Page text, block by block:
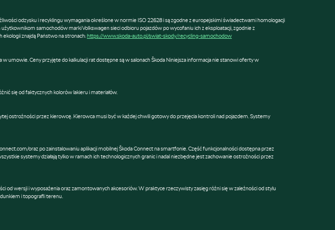
odzysku i recyklingu wymagania określone w normie ISO 22628 i są zgodne z europejskimi świadectwami homologacji
samochodów marki Volkswagen sieci odbioru pojazdów po wycofaniu ich z eksploatacji, zgodnie z
znajdą Państwo na stronach:https://www.skoda-auto.pl/swiat-skody/recycling-samochodow
umowie. Ceny przyjęte do kalkulacji rat dostępne są w salonach Škoda Niniejsza informacja nie stanowi oferty w
się od faktycznych kolorów lakieru i materiałów.
ostrożności przez kierowcę. Kierowca musi być w każdej chwili gotowy do przejęcia kontroli nad pojazdem. Systemy
oraz po zainstalowaniu aplikacji mobilnej Škoda Connect na smartfonie. Część funkcjonalności dostępna przez
systemy działają tylko w ramach ich technologicznych granic i nadal niezbędne jest zachowanie ostrożności przez
wersji i wyposażenia oraz zamontowanych akcesoriów. W praktyce rzeczywisty zasięg różni się w zależności od stylu
i topografii terenu.